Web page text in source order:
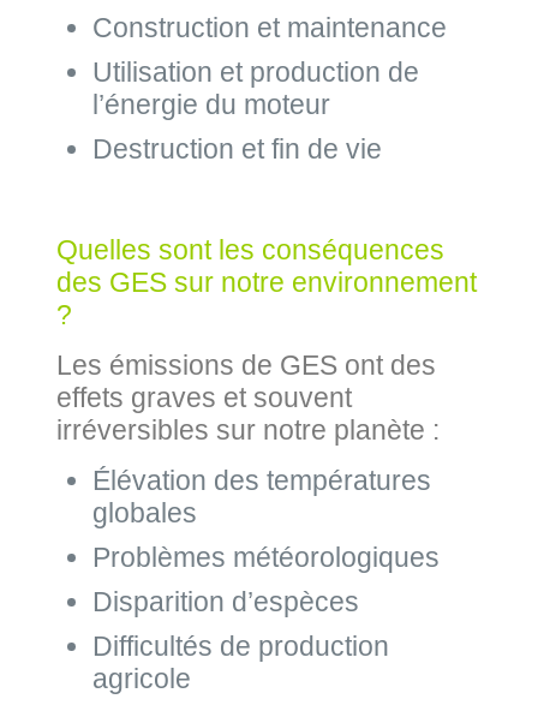
Construction et maintenance
Utilisation et production de
l’énergie du moteur
Destruction et fin de vie
Quelles sont les conséquences
des GES sur notre environnement
?
Les émissions de GES ont des
effets graves et souvent
irréversibles sur notre planète :
Élévation des températures
globales
Problèmes météorologiques
Disparition d’espèces
Difficultés de production
agricole